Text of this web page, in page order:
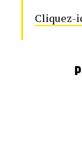
Cliquez-